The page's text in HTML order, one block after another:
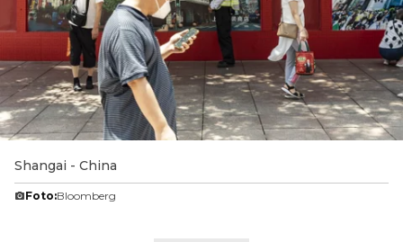
Shangai - China
Foto:Bloomberg